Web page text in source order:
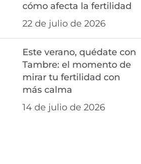
cómo afecta la fertilidad
22 de julio de 2026
Este verano, quédate con
Tambre: el momento de
mirar tu fertilidad con
más calma
14 de julio de 2026